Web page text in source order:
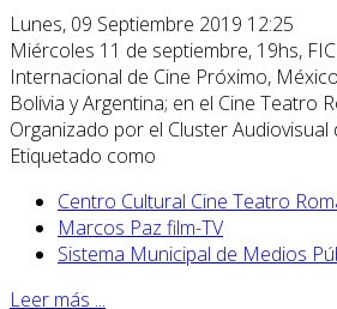
Lunes, 09 Septiembre 2019 12:25
Miércoles 11 de septiembre, 19hs,
Internacional de Cine Próximo,
Bolivia y Argentina; en el Cine Teatro
Organizado por el Cluster Audiovisual
Etiquetado como
Centro Cultural Cine Teatro
Marcos Paz film-TV
Sistema Municipal de Medios
Leer más ...